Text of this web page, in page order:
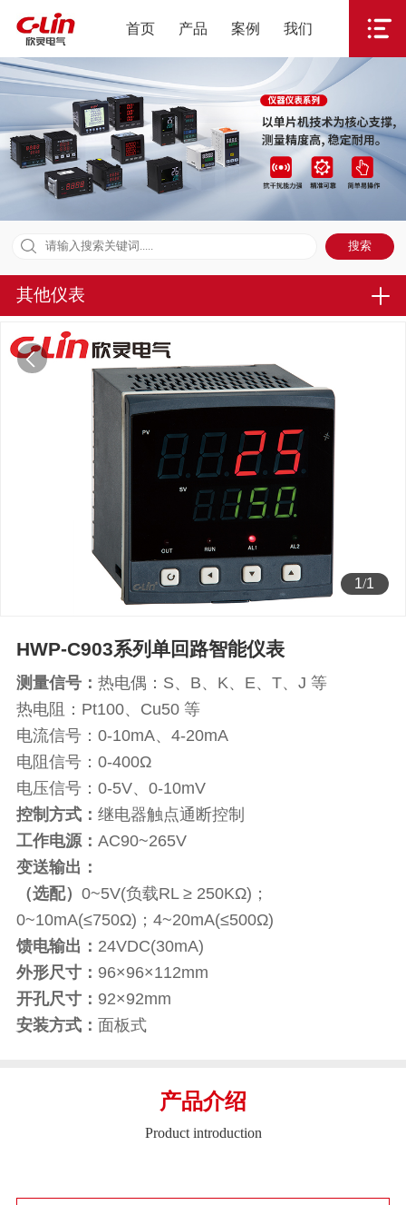
首页 产品 案例 我们
其他仪表
1/1
HWP-C903系列单回路智能仪表
测量信号： 热电偶：S、B、K、E、T、J 等
热电阻：Pt100、Cu50 等
电流信号：0-10mA、4-20mA
电阻信号：0-400Ω
电压信号：0-5V、0-10mV
控制方式： 继电器触点通断控制
工作电源： AC90~265V
变送输出：
（选配） 0~5V(负载RL ≥ 250KΩ)；
0~10mA(≤750Ω)；4~20mA(≤500Ω)
馈电输出： 24VDC(30mA)
外形尺寸： 96×96×112mm
开孔尺寸： 92×92mm
安装方式： 面板式
产品介绍
Product introduction